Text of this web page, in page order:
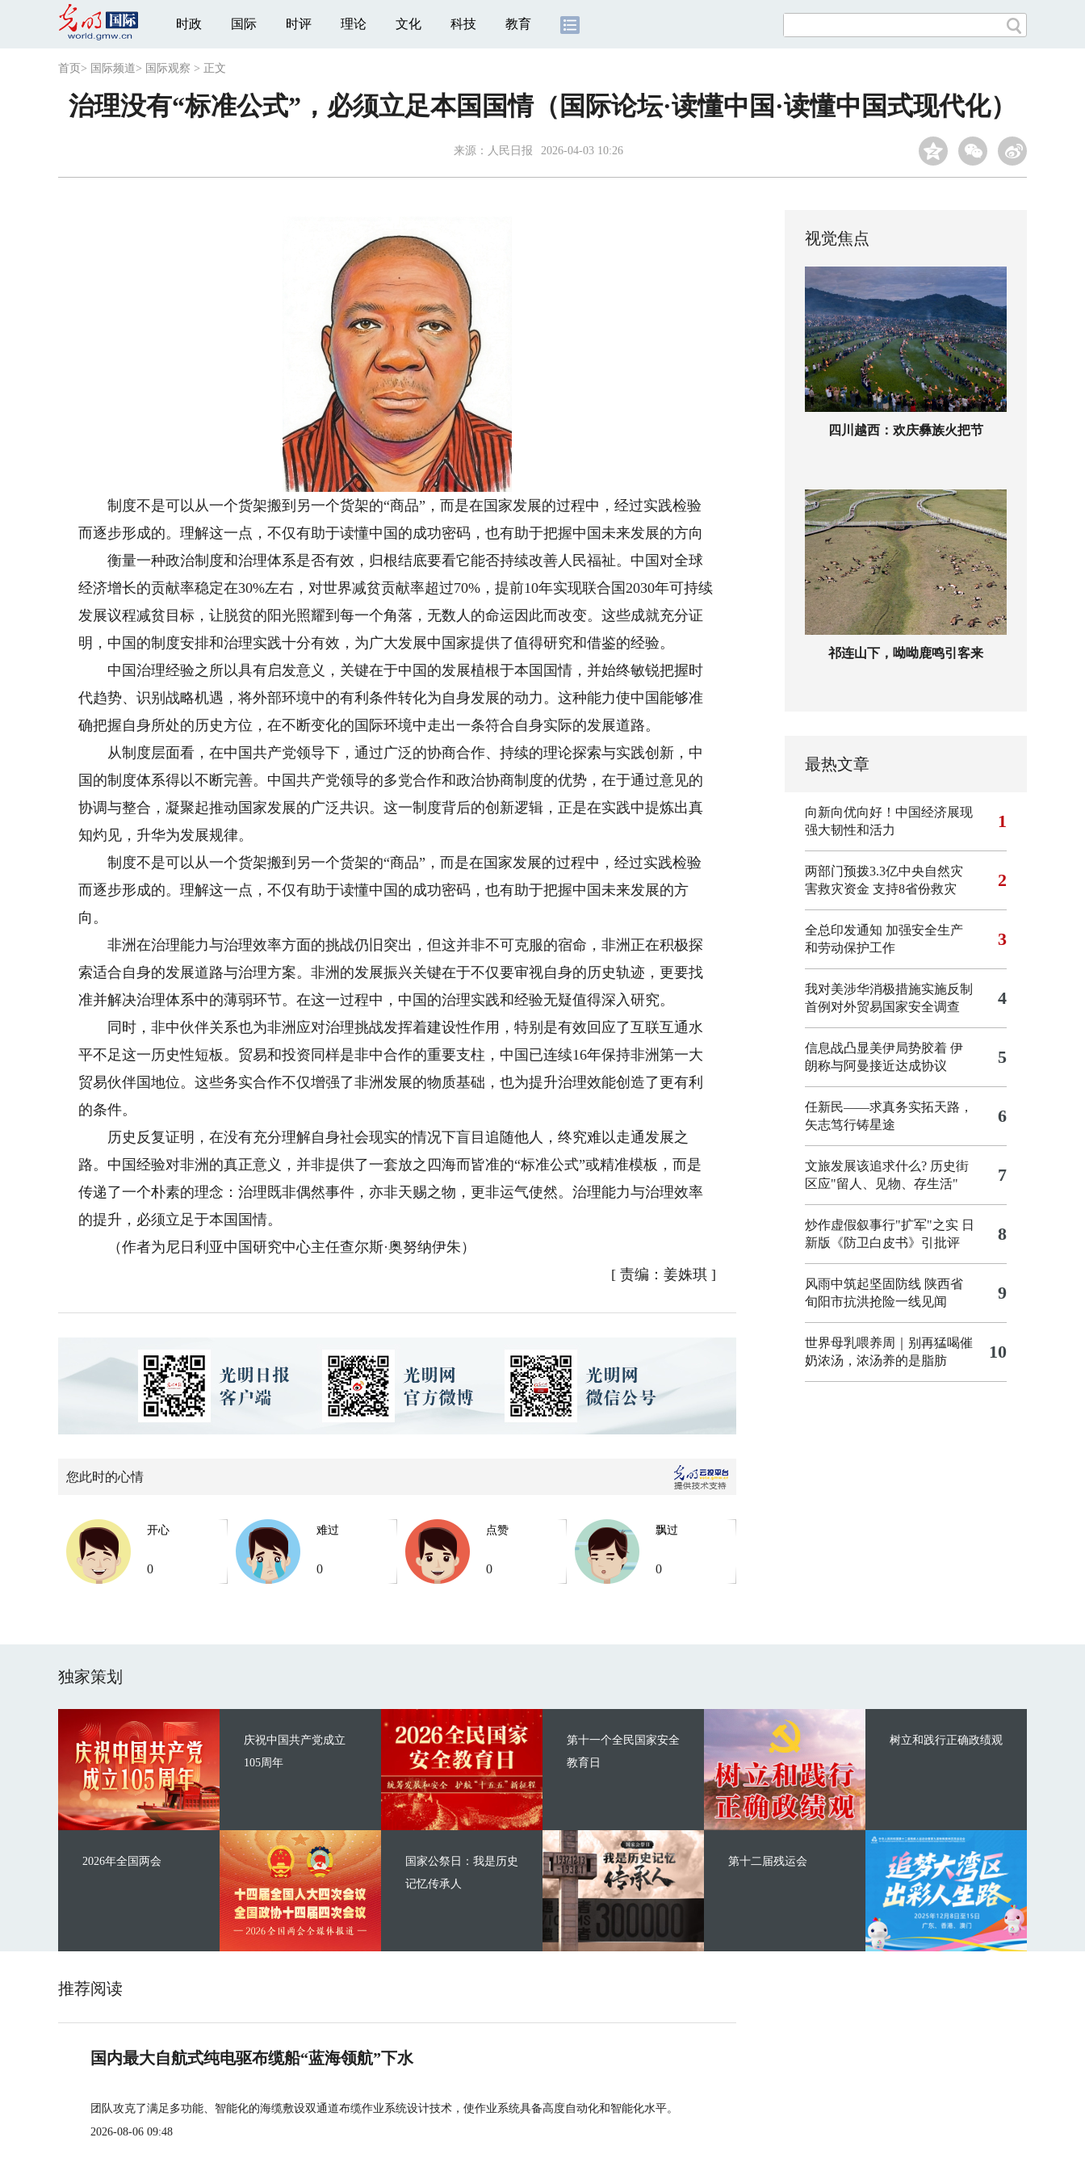
时政 国际 时评 理论 文化 科技 教育
首页 > 国际频道> 国际观察 > 正文
治理没有“标准公式”，必须立足本国国情（国际论坛·读懂中国·读懂中国式现代化）
来源： 人民日报 2026-04-03 10:26
制度不是可以从一个货架搬到另一个货架的“商品”，而是在国家发展的过程中，经过实践检验
而逐步形成的。理解这一点，不仅有助于读懂中国的成功密码，也有助于把握中国未来发展的方向
衡量一种政治制度和治理体系是否有效，归根结底要看它能否持续改善人民福祉。中国对全球
经济增长的贡献率稳定在30%左右，对世界减贫贡献率超过70%，提前10年实现联合国2030年可持续
发展议程减贫目标，让脱贫的阳光照耀到每一个角落，无数人的命运因此而改变。这些成就充分证
明，中国的制度安排和治理实践十分有效，为广大发展中国家提供了值得研究和借鉴的经验。
中国治理经验之所以具有启发意义，关键在于中国的发展植根于本国国情，并始终敏锐把握时
代趋势、识别战略机遇，将外部环境中的有利条件转化为自身发展的动力。这种能力使中国能够准
确把握自身所处的历史方位，在不断变化的国际环境中走出一条符合自身实际的发展道路。
从制度层面看，在中国共产党领导下，通过广泛的协商合作、持续的理论探索与实践创新，中
国的制度体系得以不断完善。中国共产党领导的多党合作和政治协商制度的优势，在于通过意见的
协调与整合，凝聚起推动国家发展的广泛共识。这一制度背后的创新逻辑，正是在实践中提炼出真
知灼见，升华为发展规律。
制度不是可以从一个货架搬到另一个货架的“商品”，而是在国家发展的过程中，经过实践检验
而逐步形成的。理解这一点，不仅有助于读懂中国的成功密码，也有助于把握中国未来发展的方
向。
非洲在治理能力与治理效率方面的挑战仍旧突出，但这并非不可克服的宿命，非洲正在积极探
索适合自身的发展道路与治理方案。非洲的发展振兴关键在于不仅要审视自身的历史轨迹，更要找
准并解决治理体系中的薄弱环节。在这一过程中，中国的治理实践和经验无疑值得深入研究。
同时，非中伙伴关系也为非洲应对治理挑战发挥着建设性作用，特别是有效回应了互联互通水
平不足这一历史性短板。贸易和投资同样是非中合作的重要支柱，中国已连续16年保持非洲第一大
贸易伙伴国地位。这些务实合作不仅增强了非洲发展的物质基础，也为提升治理效能创造了更有利
的条件。
历史反复证明，在没有充分理解自身社会现实的情况下盲目追随他人，终究难以走通发展之
路。中国经验对非洲的真正意义，并非提供了一套放之四海而皆准的“标准公式”或精准模板，而是
传递了一个朴素的理念：治理既非偶然事件，亦非天赐之物，更非运气使然。治理能力与治理效率
的提升，必须立足于本国国情。
（作者为尼日利亚中国研究中心主任查尔斯·奥努纳伊朱）
[ 责编：姜姝琪 ]
您此时的心情
开心
0
难过
0
点赞
0
飘过
0
视觉焦点
四川越西：欢庆彝族火把节
祁连山下，呦呦鹿鸣引客来
最热文章
向新向优向好！中国经济展现
强大韧性和活力
1
两部门预拨3.3亿中央自然灾
害救灾资金 支持8省份救灾
2
全总印发通知 加强安全生产
和劳动保护工作
3
我对美涉华消极措施实施反制
首例对外贸易国家安全调查
4
信息战凸显美伊局势胶着 伊
朗称与阿曼接近达成协议
5
任新民——求真务实拓天路，
矢志笃行铸星途
6
文旅发展该追求什么? 历史街
区应"留人、见物、存生活"
7
炒作虚假叙事行"扩军"之实 日
新版《防卫白皮书》引批评
8
风雨中筑起坚固防线 陕西省
旬阳市抗洪抢险一线见闻
9
世界母乳喂养周｜别再猛喝催
奶浓汤，浓汤养的是脂肪
10
独家策划
庆祝中国共产党成立
105周年
2026年全国两会
第十一个全民国家安全
教育日
国家公祭日：我是历史
记忆传承人
树立和践行正确政绩观
第十二届残运会
推荐阅读
国内最大自航式纯电驱布缆船“蓝海领航”下水
团队攻克了满足多功能、智能化的海缆敷设双通道布缆作业系统设计技术，使作业系统具备高度自动化和智能化水平。
2026-08-06 09:48